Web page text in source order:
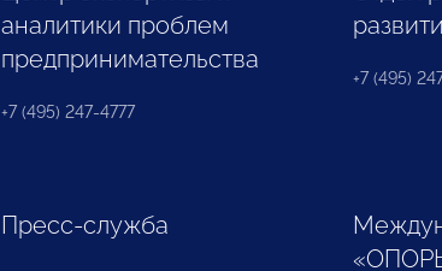
аналитики проблем
предпринимательства
+7 (495) 247-4777
+7 (495)
Пресс-служба